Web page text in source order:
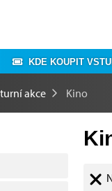
KDE KOUPIT
akce Kino